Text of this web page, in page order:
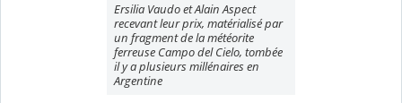
Ersilia Vaudo et Alain Aspect
recevant leur prix, matérialisé par
un fragment de la météorite
ferreuse Campo del Cielo, tombée
il y a plusieurs millénaires en
Argentine